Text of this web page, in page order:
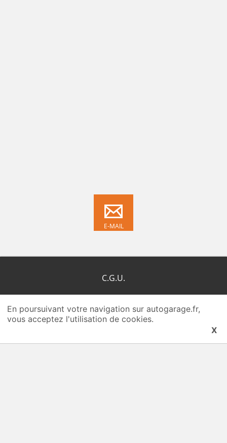
E-MAIL
En poursuivant votre navigation sur autogarage.fr,
vous acceptez l'utilisation de cookies.
X
C.G.U.
Qui-sommes-nous ?
Plan du site